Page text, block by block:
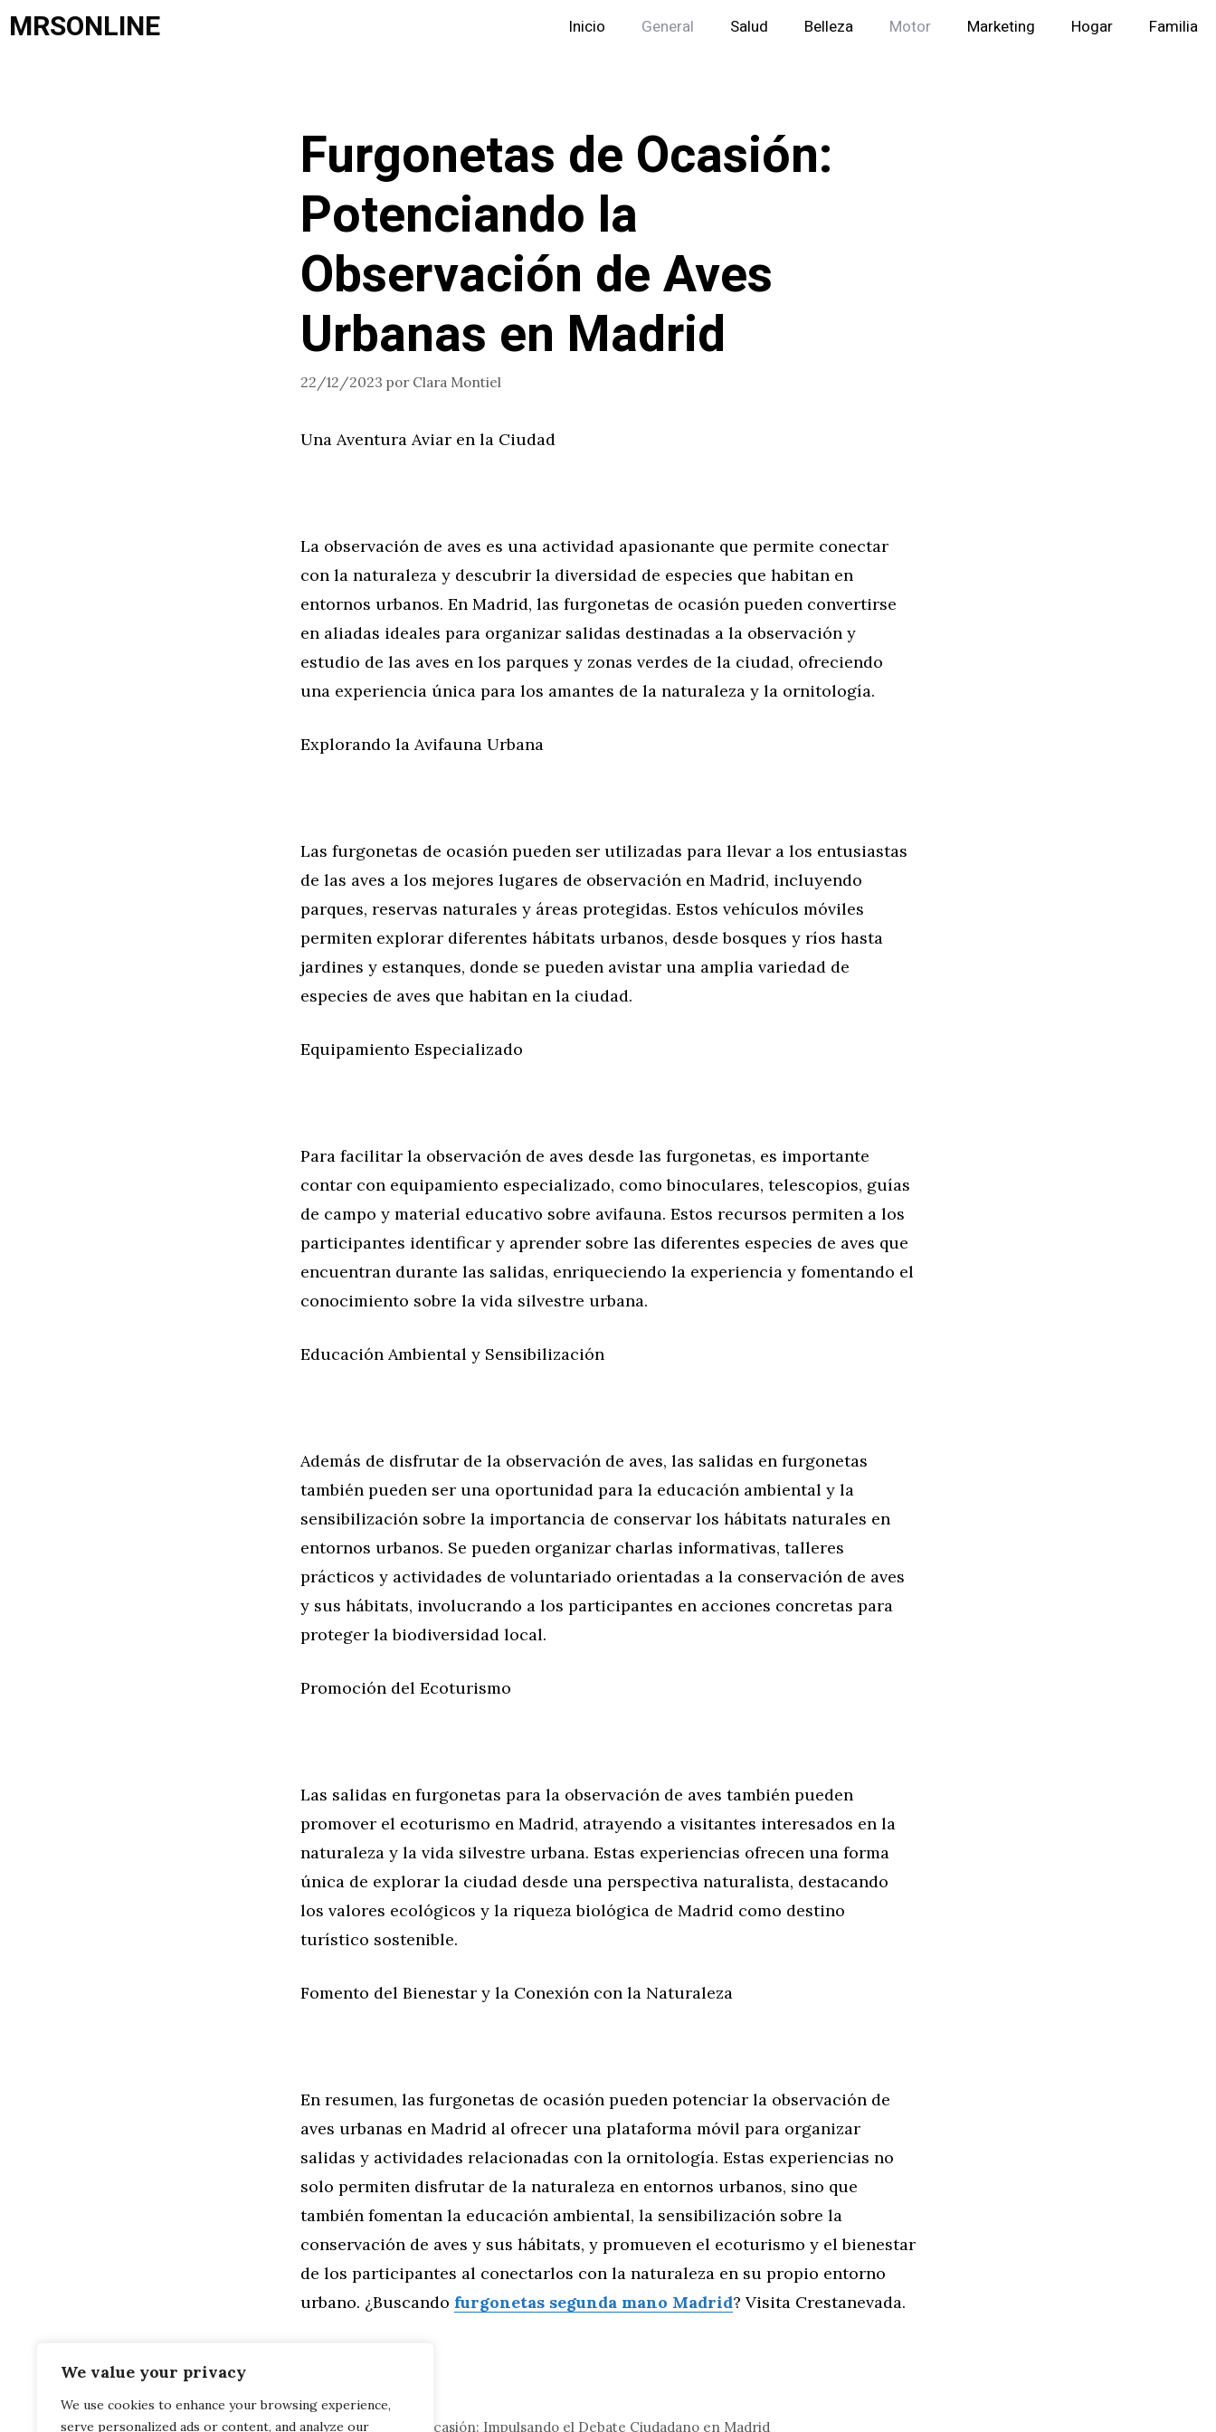
We value your privacy
We use cookies to enhance your browsing experience,
serve personalized ads or content, and analyze our
Saltar
alMRSONLINE Inicio General Salud Belleza Motor Marketing Hogar Familia
Furgonetas de Ocasión:
Potenciando la
Observación de Aves
Urbanas en Madrid
22/12/2023 por Clara Montiel
Una Aventura Aviar en la Ciudad
La observación de aves es una actividad apasionante que permite conectar
con la naturaleza y descubrir la diversidad de especies que habitan en
entornos urbanos. En Madrid, las furgonetas de ocasión pueden convertirse
en aliadas ideales para organizar salidas destinadas a la observación y
estudio de las aves en los parques y zonas verdes de la ciudad, ofreciendo
una experiencia única para los amantes de la naturaleza y la ornitología.
Explorando la Avifauna Urbana
Las furgonetas de ocasión pueden ser utilizadas para llevar a los entusiastas
de las aves a los mejores lugares de observación en Madrid, incluyendo
parques, reservas naturales y áreas protegidas. Estos vehículos móviles
permiten explorar diferentes hábitats urbanos, desde bosques y ríos hasta
jardines y estanques, donde se pueden avistar una amplia variedad de
especies de aves que habitan en la ciudad.
Equipamiento Especializado
Para facilitar la observación de aves desde las furgonetas, es importante
contar con equipamiento especializado, como binoculares, telescopios, guías
de campo y material educativo sobre avifauna. Estos recursos permiten a los
participantes identificar y aprender sobre las diferentes especies de aves que
encuentran durante las salidas, enriqueciendo la experiencia y fomentando el
conocimiento sobre la vida silvestre urbana.
Educación Ambiental y Sensibilización
Además de disfrutar de la observación de aves, las salidas en furgonetas
también pueden ser una oportunidad para la educación ambiental y la
sensibilización sobre la importancia de conservar los hábitats naturales en
entornos urbanos. Se pueden organizar charlas informativas, talleres
prácticos y actividades de voluntariado orientadas a la conservación de aves
y sus hábitats, involucrando a los participantes en acciones concretas para
proteger la biodiversidad local.
Promoción del Ecoturismo
Las salidas en furgonetas para la observación de aves también pueden
promover el ecoturismo en Madrid, atrayendo a visitantes interesados en la
naturaleza y la vida silvestre urbana. Estas experiencias ofrecen una forma
única de explorar la ciudad desde una perspectiva naturalista, destacando
los valores ecológicos y la riqueza biológica de Madrid como destino
turístico sostenible.
Fomento del Bienestar y la Conexión con la Naturaleza
En resumen, las furgonetas de ocasión pueden potenciar la observación de
aves urbanas en Madrid al ofrecer una plataforma móvil para organizar
salidas y actividades relacionadas con la ornitología. Estas experiencias no
solo permiten disfrutar de la naturaleza en entornos urbanos, sino que
también fomentan la educación ambiental, la sensibilización sobre la
conservación de aves y sus hábitats, y promueven el ecoturismo y el bienestar
de los participantes al conectarlos con la naturaleza en su propio entorno
urbano. ¿Buscando furgonetas segunda mano Madrid? Visita Crestanevada.
Categorías
General,Motor
Furgonetas de Ocasión: Impulsando el Debate Ciudadano en Madrid